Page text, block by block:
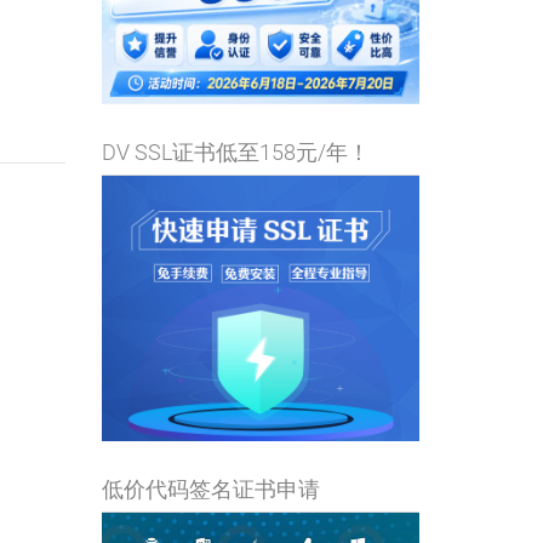
DV SSL证书低至158元/年！
低价代码签名证书申请